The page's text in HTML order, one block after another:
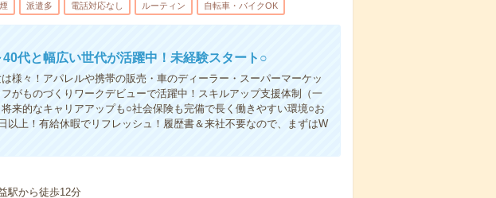
派遣多 電話対応なし ルーティン 自転車・バイクOK
代と幅広い世代が活躍中！未経験スタート○
様々！アパレルや携帯の販売・車のディーラー・スーパーマーケッ
がものづくりワークデビューで活躍中！スキルアップ支援体制（一
来的なキャリアアップも○社会保険も完備で長く働きやすい環境○お
以上！有給休暇でリフレッシュ！履歴書＆来社不要なので、まずはW
駅から徒歩12分